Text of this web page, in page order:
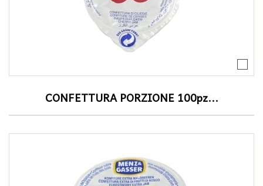
CONFETTURA PORZIONE 100pz...